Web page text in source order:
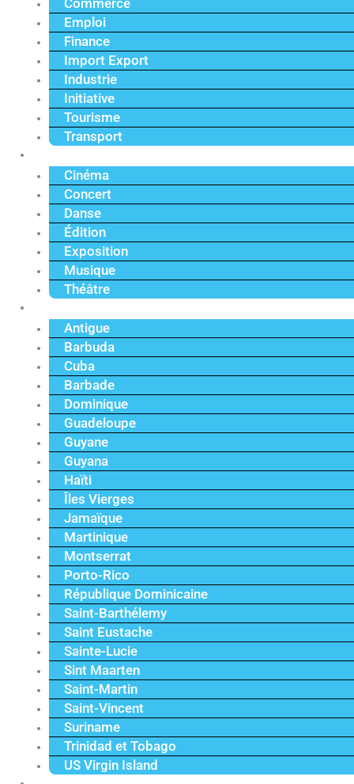
Commerce
Emploi
Finance
Import Export
Industrie
Initiative
Tourisme
Transport
Cinéma
Concert
Danse
Édition
Exposition
Musique
Théâtre
Antigue
Barbuda
Cuba
Barbade
Dominique
Guadeloupe
Guyane
Guyana
Haïti
Îles Vierges
Jamaïque
Martinique
Montserrat
Porto-Rico
République Dominicaine
Saint-Barthélemy
Saint Eustache
Sainte-Lucie
Sint Maarten
Saint-Martin
Saint-Vincent
Suriname
Trinidad et Tobago
US Virgin Island